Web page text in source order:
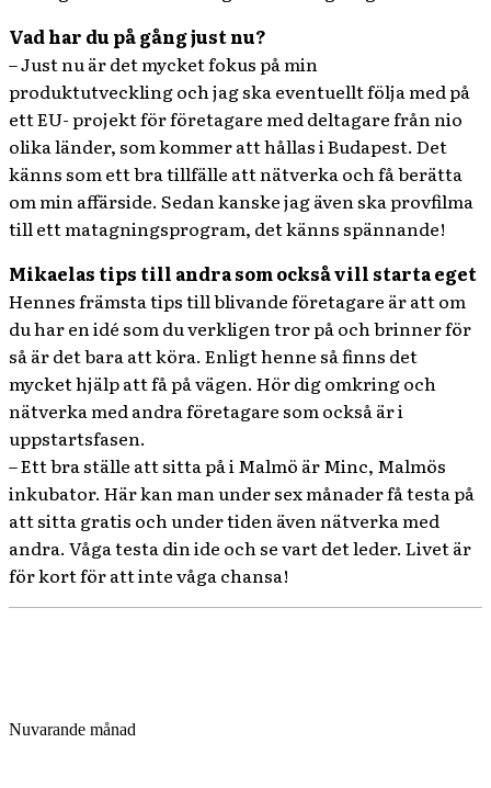
Vad har du på gång just nu?
– Just nu är det mycket fokus på min
produktutveckling och jag ska eventuellt följa med på
ett EU- projekt för företagare med deltagare från nio
olika länder, som kommer att hållas i Budapest. Det
känns som ett bra tillfälle att nätverka och få berätta
om min affärside. Sedan kanske jag även ska provfilma
till ett matagningsprogram, det känns spännande!
Mikaelas tips till andra som också vill starta eget
Hennes främsta tips till blivande företagare är att om
du har en idé som du verkligen tror på och brinner för
så är det bara att köra. Enligt henne så finns det
mycket hjälp att få på vägen. Hör dig omkring och
nätverka med andra företagare som också är i
uppstartsfasen.
– Ett bra ställe att sitta på i Malmö är Minc, Malmös
inkubator. Här kan man under sex månader få testa på
att sitta gratis och under tiden även nätverka med
andra. Våga testa din ide och se vart det leder. Livet är
för kort för att inte våga chansa!
Nuvarande månad